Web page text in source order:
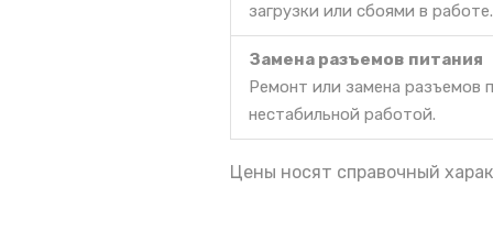
загрузки или сбоями в работе.
Замена разъемов питания
Ремонт или замена разъемов
нестабильной работой.
Цены носят справочный